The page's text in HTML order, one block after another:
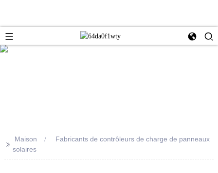
>>
Maison
Fabricants de contrôleurs de charge de panneaux
solaires